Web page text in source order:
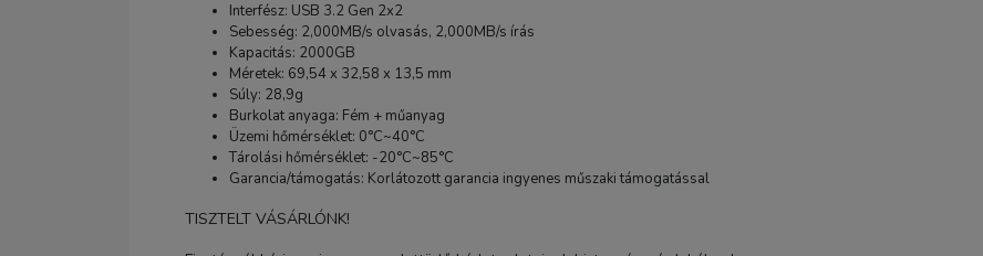
Interfész: USB 3.2 Gen 2x2
Sebesség: 2,000MB/s olvasás, 2,000MB/s írás
Kapacitás: 2000GB
Méretek: 69,54 x 32,58 x 13,5 mm
Súly: 28,9g
Burkolat anyaga: Fém + műanyag
Üzemi hőmérséklet: 0°C~40°C
Tárolási hőmérséklet: -20°C~85°C
Garancia/támogatás: Korlátozott garancia ingyenes műszaki támogatással
TISZTELT VÁSÁRLÓNK!